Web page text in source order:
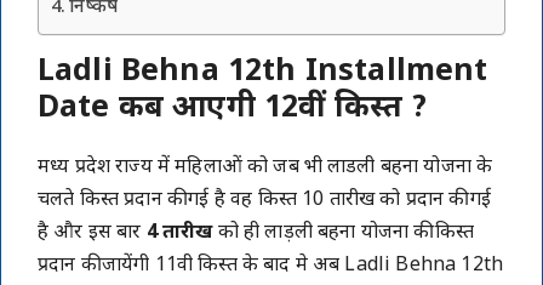
निष्कर्ष
Ladli Behna 12th Installment
Date कब आएगी 12वीं किस्त ?
मध्य प्रदेश राज्य में महिलाओं को जब भी लाडली बहना योजना के
चलते किस्त प्रदान की गई है वह किस्त 10 तारीख को प्रदान की गई
है और इस बार 4 तारीखको ही लाड़ली बहना योजना की किस्त
प्रदान की जायेंगी 11वी किस्त के बाद मे अब Ladli Behna 12th